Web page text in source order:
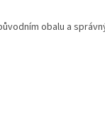
obalu a